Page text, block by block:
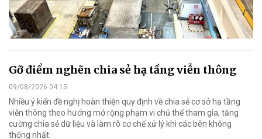
Gỡ điểm nghẽn chia sẻ hạ tầng viễn thông
09/08/2026 04:15
Nhiều ý kiến đề nghị hoàn thiện quy định về chia sẻ cơ sở hạ tầng
viễn thông theo hướng mở rộng phạm vi chủ thể tham gia, tăng
cường chia sẻ dữ liệu và làm rõ cơ chế xử lý khi các bên không
thống nhất.